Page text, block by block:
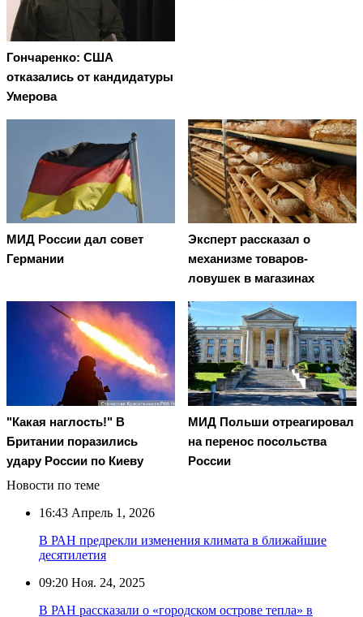
Гончаренко: США
отказались от кандидатуры
Умерова
МИД России дал совет
Германии
Эксперт рассказал о
механизме товаров-
ловушек в магазинах
"Какая наглость!" В
Британии поразились
удару России по Киеву
МИД Польши отреагировал
на перенос посольства
России
Новости по теме
16:43 Апрель 1, 2026
В РАН предрекли изменения климата в ближайшие
десятилетия
09:20 Ноя. 24, 2025
В РАН рассказали о «городском острове тепла» в